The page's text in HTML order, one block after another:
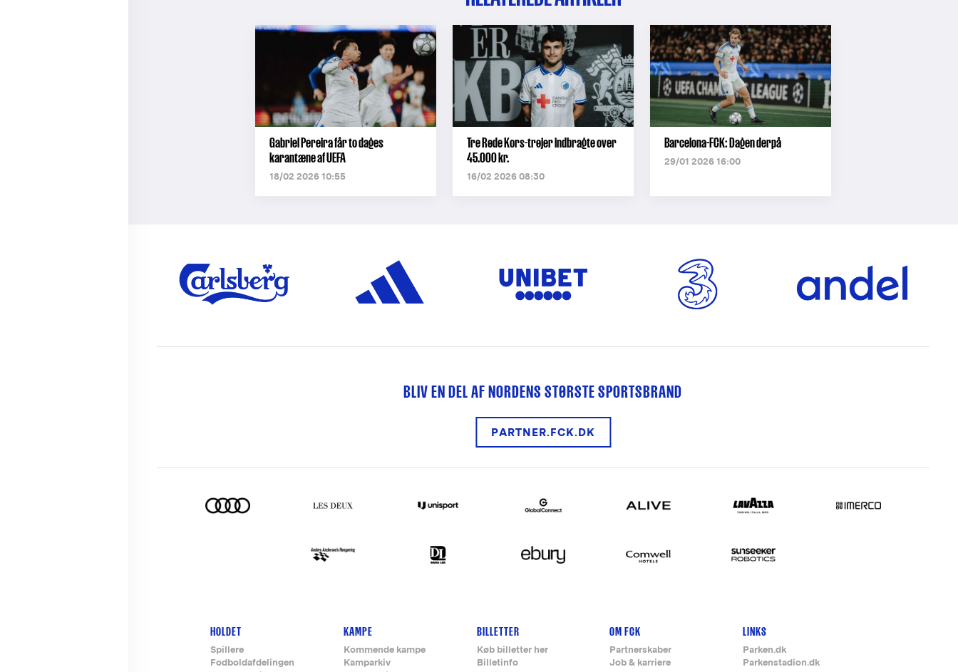
Gabriel Pereira får to dages
karantæne af UEFA
18/02 2026 10:55
Tre Røde Kors-trøjer indbragte over
45.000 kr.
16/02 2026 08:30
Barcelona-FCK: Dagen derpå
29/01 2026 16:00
BLIV EN DEL AF NORDENS STØRSTE SPORTSBRAND
PARTNER.FCK.DK
Footer-
HOLDET
Spillere
Fodboldafdelingen
KAMPE
Kommende kampe
Kamparkiv
BILLETTER
Køb billetter her
Billetinfo
OM FCK
Partnerskaber
Job & karriere
LINKS
Parken.dk
Parkenstadion.dk